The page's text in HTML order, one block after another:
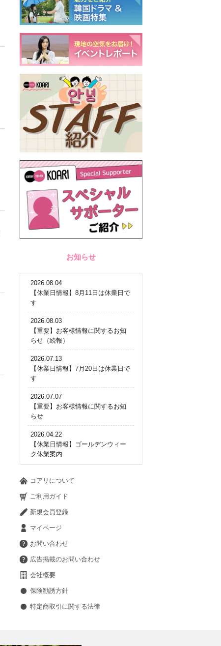
お知らせ
2026.08.04
【休業日情報】8月11日は休業日で
す
2026.08.03
【重要】お客様情報に関するお知
らせ（続報）
2026.07.13
【休業日情報】7月20日は休業日で
す
2026.07.07
【重要】お客様情報に関するお知
らせ
2026.04.22
【休業日情報】ゴールデンウィー
ク休業案内
コアリについて
ご利用ガイド
新規会員登録
マイページ
お問い合わせ
広告掲載のお問い合わせ
会社概要
保険勧誘方針
特定商取引に関する法律